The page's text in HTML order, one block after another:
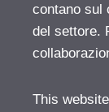
contano sul
del settore.
This